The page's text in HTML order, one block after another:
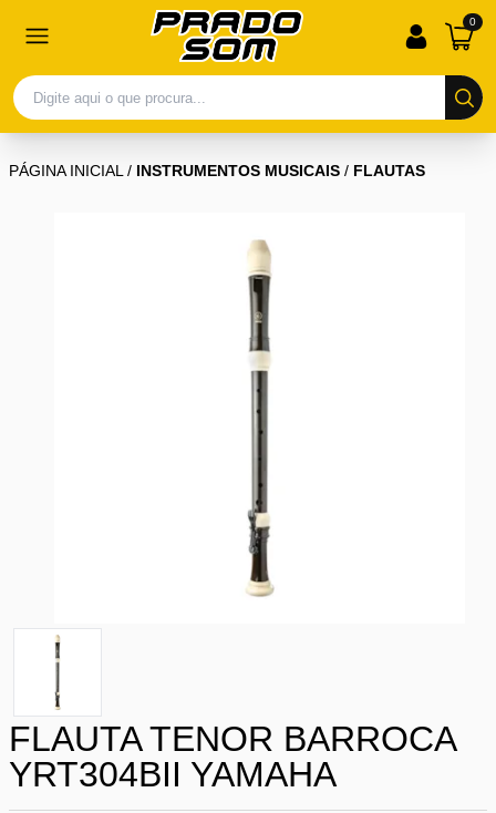
0
PÁGINA INICIAL/ INSTRUMENTOS MUSICAIS / FLAUTAS
FLAUTA TENOR BARROCA
YRT304BII YAMAHA